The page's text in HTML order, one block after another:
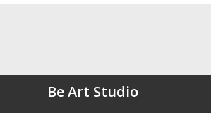
Be Art Studio